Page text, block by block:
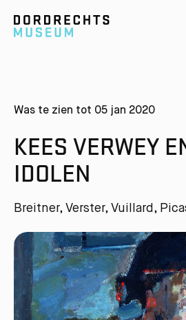
Was te zien tot 05 jan 2020
KEES VERWEY
IDOLEN
Breitner, Verster, Vuillard,